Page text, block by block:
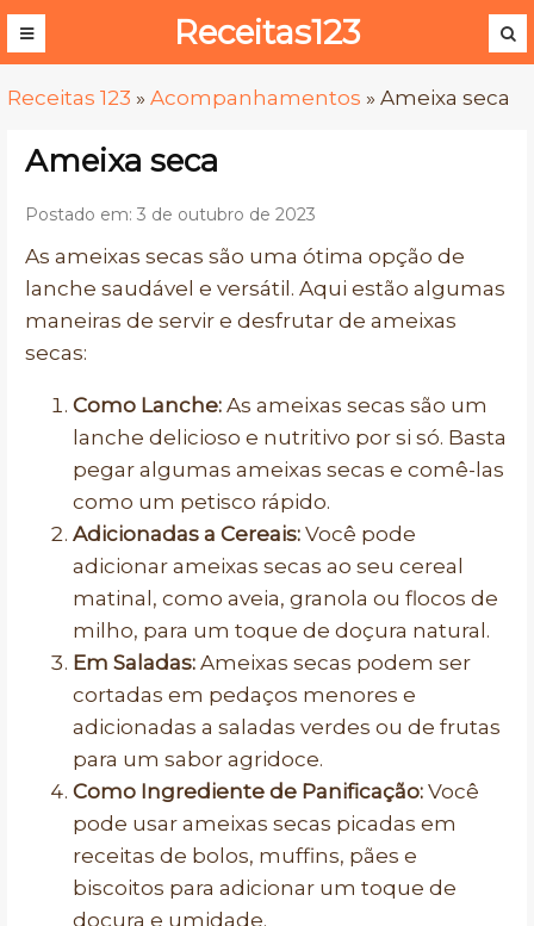
Receitas123
Receitas 123 » Acompanhamentos » Ameixa seca
Ameixa seca
Postado em: 3 de outubro de 2023
As ameixas secas são uma ótima opção de
lanche saudável e versátil. Aqui estão algumas
maneiras de servir e desfrutar de ameixas
secas:
Como Lanche: As ameixas secas são um
lanche delicioso e nutritivo por si só. Basta
pegar algumas ameixas secas e comê-las
como um petisco rápido.
Adicionadas a Cereais: Você pode
adicionar ameixas secas ao seu cereal
matinal, como aveia, granola ou flocos de
milho, para um toque de doçura natural.
Em Saladas: Ameixas secas podem ser
cortadas em pedaços menores e
adicionadas a saladas verdes ou de frutas
para um sabor agridoce.
Como Ingrediente de Panificação: Você
pode usar ameixas secas picadas em
receitas de bolos, muffins, pães e
biscoitos para adicionar um toque de
doçura e umidade.